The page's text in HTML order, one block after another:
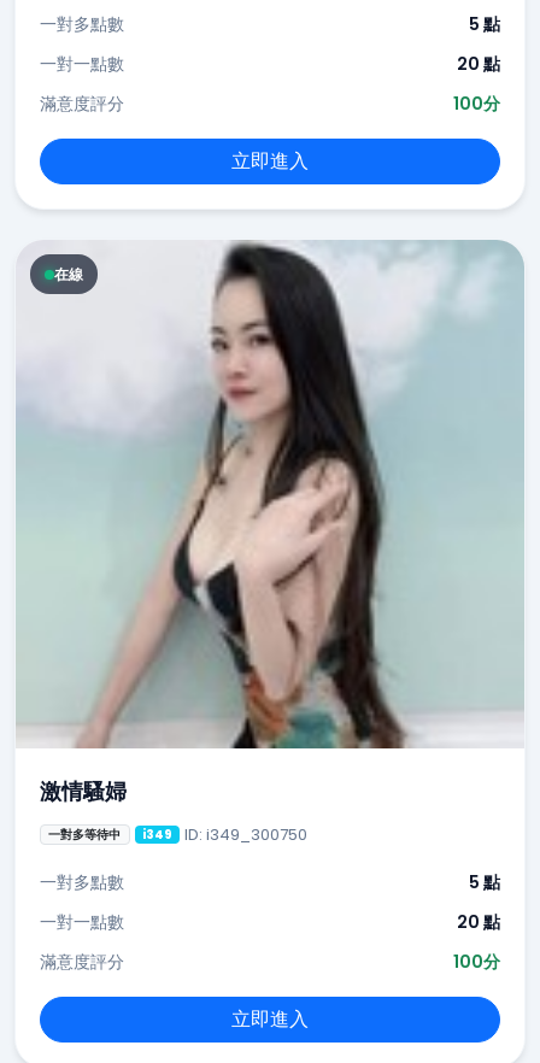
一對多點數
5 點
一對一點數
20 點
滿意度評分
100分
立即進入
在線
激情騷婦
一對多等待中 i349 ID: i349_300750
一對多點數
5 點
一對一點數
20 點
滿意度評分
100分
立即進入